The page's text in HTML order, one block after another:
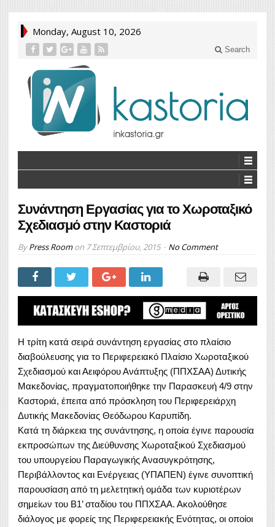
Monday, August 10, 2026
Search
Συνάντηση Εργασίας για το Χωροταξικό
Σχεδιασμό στην Καστοριά
ByPress Roomon 7 Σεπτεμβρίου, 2015 No Comment
Η τρίτη κατά σειρά συνάντηση εργασίας στο πλαίσιο
διαβούλευσης για το Περιφερειακό Πλαίσιο Χωροταξικού
Σχεδιασμού και Αειφόρου Ανάπτυξης (ΠΠΧΣΑΑ) Δυτικής
Μακεδονίας, πραγματοποιήθηκε την Παρασκευή 4/9 στην
Καστοριά, έπειτα από πρόσκληση του Περιφερειάρχη
Δυτικής Μακεδονίας Θεόδωρου Καρυπίδη.
Κατά τη διάρκεια της συνάντησης, η οποία έγινε παρουσία
εκπροσώπων της Διεύθυνσης Χωροταξικού Σχεδιασμού
του υπουργείου Παραγωγικής Ανασυγκρότησης,
Περιβάλλοντος και Ενέργειας (ΥΠΑΠΕΝ) έγινε συνοπτική
παρουσίαση από τη μελετητική ομάδα των κυριοτέρων
σημείων του Β1’ σταδίου του ΠΠΧΣΑΑ. Ακολούθησε
διάλογος με φορείς της Περιφερειακής Ενότητας, οι οποίοι